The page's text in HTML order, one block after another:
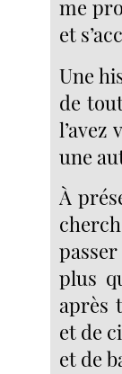
me
et
Une
de
une
À
plus
après
et de
et de